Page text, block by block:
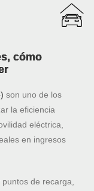
cómo
son uno de los
la eficiencia
eléctrica,
en ingresos
puntos de recarga,